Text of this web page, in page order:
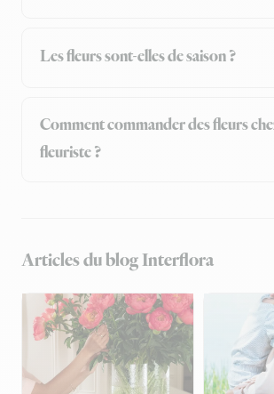
Les fleurs sont-elles de saison ?
Comment commander des fleurs
fleuriste ?
Articles du blog Interflora